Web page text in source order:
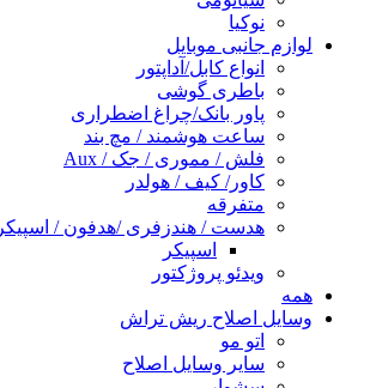
نوکیا
لوازم جانبی موبایل
انواع کابل/آداپتور
باطری گوشی
پاور بانک/چراغ اضطراری
ساعت هوشمند / مچ بند
فلش / مموری / جک / Aux
کاور/ کیف / هولدر
متفرقه
هدست / هندزفری /هدفون / اسپیکر
اسپیکر
ویدئو پروژکتور
همه
وسایل اصلاح ریش تراش
اتو مو
سایر وسایل اصلاح